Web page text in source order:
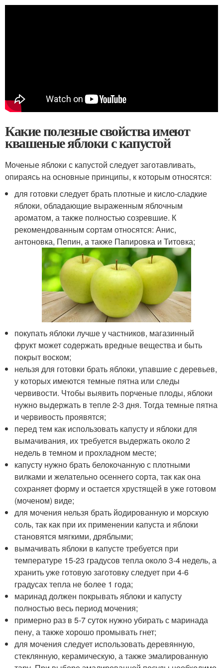
Какие полезные свойства имеют
квашеные яблоки с капустой
Моченые яблоки с капустой следует заготавливать,
опираясь на основные принципы, к которым относятся:
для готовки следует брать плотные и кисло-сладкие
яблоки, обладающие выраженным яблочным
ароматом, а также полностью созревшие. К
рекомендованным сортам относятся: Анис,
антоновка, Пепин, а также Папировка и Титовка;
покупать яблоки лучше у частников, магазинный
фрукт может содержать вредные вещества и быть
покрыт воском;
нельзя для готовки брать яблоки, упавшие с деревьев,
у которых имеются темные пятна или следы
червивости. Чтобы выявить порченые плоды, яблоки
нужно выдержать в тепле 2-3 дня. Тогда темные пятна
и червивость проявятся;
перед тем как использовать капусту и яблоки для
вымачивания, их требуется выдержать около 2
недель в темном и прохладном месте;
капусту нужно брать белокочанную с плотными
вилками и желательно осеннего сорта, так как она
сохраняет форму и остается хрустящей в уже готовом
(моченом) виде;
для мочения нельзя брать йодированную и морскую
соль, так как при их применении капуста и яблоки
становятся мягкими, дряблыми;
вымачивать яблоки в капусте требуется при
температуре 15-23 градусов тепла около 3-4 недель, а
хранить уже готовую заготовку следует при 4-6
градусах тепла не более 1 года;
маринад должен покрывать яблоки и капусту
полностью весь период мочения;
примерно раз в 5-7 суток нужно убирать с маринада
пену, а также хорошо промывать гнет;
для мочения следует использовать деревянную,
стеклянную, керамическую, а также эмалированную